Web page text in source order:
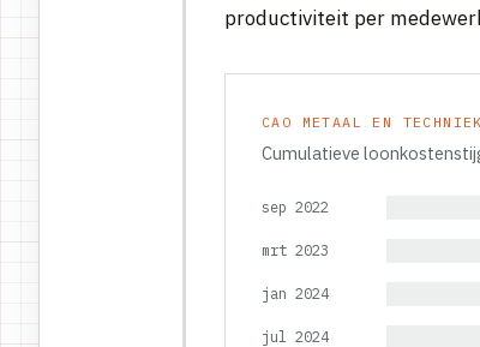
productiviteit per
CAO METAAL EN TECHNIEK
Cumulatieve
sep 2022
mrt 2023
jan 2024
jul 2024